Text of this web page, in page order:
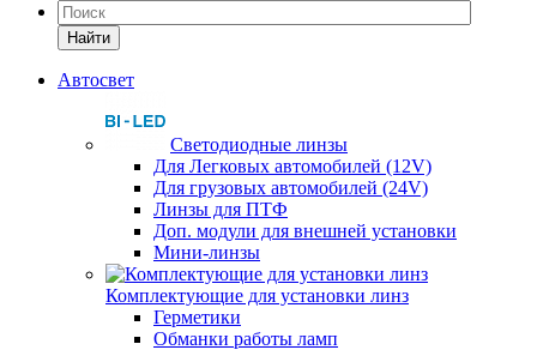
Найти
Автосвет
Светодиодные линзы
Для Легковых автомобилей (12V)
Для грузовых автомобилей (24V)
Линзы для ПТФ
Доп. модули для внешней установки
Мини-линзы
Комплектующие для установки линз
Герметики
Обманки работы ламп